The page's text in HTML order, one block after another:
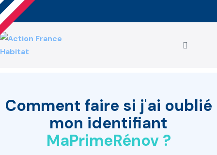
Aller
au
contenu
Comment faire si j'ai oublié
mon identifiant
MaPrimeRénov ?